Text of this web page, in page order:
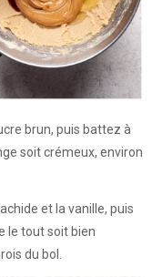
brun, puis battez à
soit crémeux, environ
et la vanille, puis
le tout soit bien
du bol.